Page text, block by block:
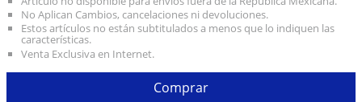
No Aplican Cambios, cancelaciones ni devoluciones.
Estos artículos no están subtitulados a menos que lo indiquen las
características.
Venta Exclusiva en Internet.
Comprar